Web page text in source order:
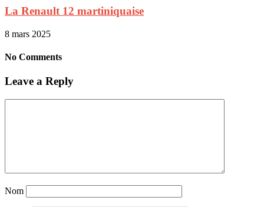
La Renault 12 martiniquaise
8 mars 2025
No Comments
Leave a Reply
Nom